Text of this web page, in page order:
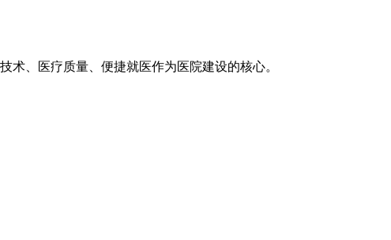
术、医疗质量、便捷就医作为医院建设的核心。